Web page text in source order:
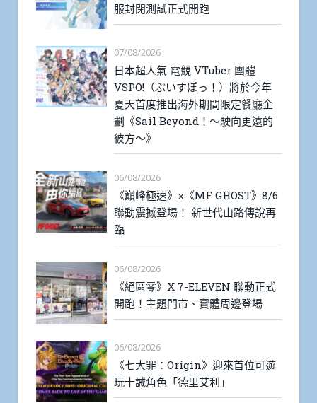
服封閉測試正式開跑
07/08/2026
日本超人氣 電競 VTuber 團體
VSPO!（ぶいすぽっ！）將於今年
夏天首度推出海外期間限定餐廳企
劃《Sail Beyond！～駛向更遠的
彼方～》
06/08/2026
《巔峰極速》x《MF GHOST》8/6
聯動震撼登場！ 新世代山路傳說再
臨
06/08/2026
《絕區零》X 7-ELEVEN 聯動正式
開跑！主題門市、實體周邊登場
06/08/2026
《七大罪：Origin》迎來首位可遊
玩十誡角色「德里艾利」